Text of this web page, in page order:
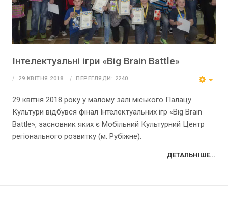
Інтелектуальні ігри «Big Brain Battle»
29 КВІТНЯ 2018 ПЕРЕГЛЯДИ: 2240
29 квітня 2018 року у малому залі міського Палацу
Культури відбувся фінал Інтелектуальних ігр «Big Brain
Battle», засновник яких є Мобільний Культурний Центр
регіонального розвитку (м. Рубіжне).
ДЕТАЛЬНІШЕ...